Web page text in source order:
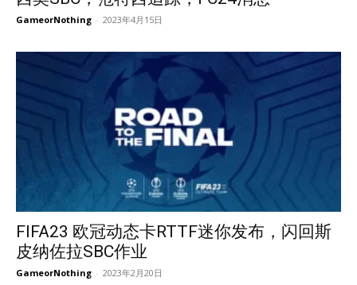
GameorNothing - 2023年4月15日
FIFA23 欧冠动态卡RTTF迷你发布，闪回斯
皮纳佐拉SBC作业
GameorNothing - 2023年2月20日